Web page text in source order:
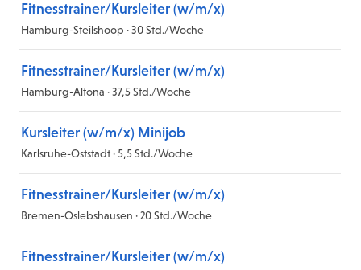
Fitnesstrainer/Kursleiter (w/m/x)
Hamburg-Steilshoop · 30 Std./Woche
Fitnesstrainer/Kursleiter (w/m/x)
Hamburg-Altona · 37,5 Std./Woche
Kursleiter (w/m/x) Minijob
Karlsruhe-Oststadt · 5,5 Std./Woche
Fitnesstrainer/Kursleiter (w/m/x)
Bremen-Oslebshausen · 20 Std./Woche
Fitnesstrainer/Kursleiter (w/m/x)